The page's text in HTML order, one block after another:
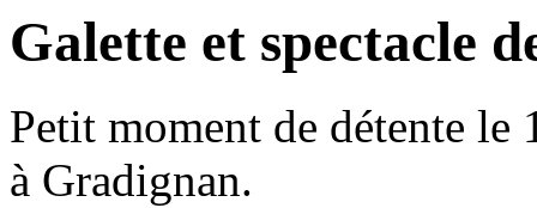
Galette et spectacle
Petit moment de détente le
à Gradignan.